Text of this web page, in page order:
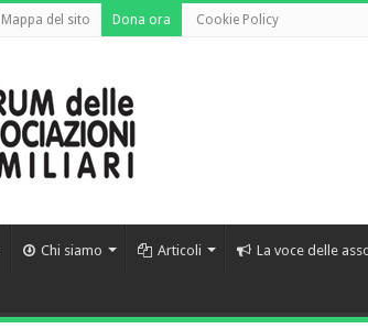
Mappa del sito Dona ora Cookie Policy
Chi siamo Articoli La voce delle